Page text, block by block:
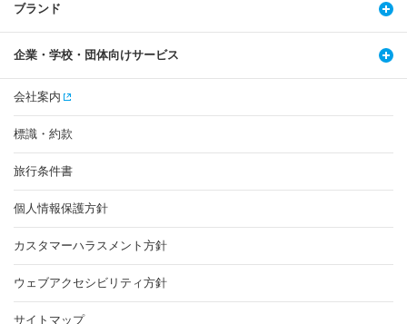
ブランド
企業・学校・団体向けサービス
会社案内
標識・約款
旅行条件書
個人情報保護方針
カスタマーハラスメント方針
ウェブアクセシビリティ方針
サイトマップ